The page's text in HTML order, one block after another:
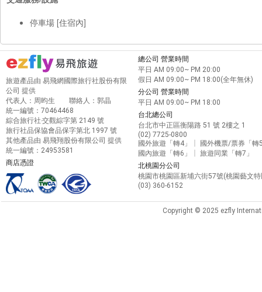
停車場 [住宿內]